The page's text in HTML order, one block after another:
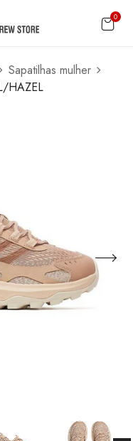
0
Sapatilhas mulher
HAZEL